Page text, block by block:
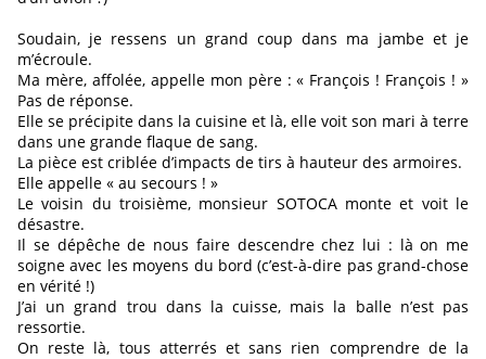
Soudain, je ressens un grand coup dans ma jambe et je
m’écroule.
Ma mère, affolée, appelle mon père : « François ! François ! »
Pas de réponse.
Elle se précipite dans la cuisine et là, elle voit son mari à terre
dans une grande flaque de sang.
La pièce est criblée d’impacts de tirs à hauteur des armoires.
Elle appelle « au secours ! »
Le voisin du troisième, monsieur SOTOCA monte et voit le
désastre.
Il se dépêche de nous faire descendre chez lui : là on me
soigne avec les moyens du bord (c’est-à-dire pas grand-chose
en vérité !)
J’ai un grand trou dans la cuisse, mais la balle n’est pas
ressortie.
On reste là, tous atterrés et sans rien comprendre de la